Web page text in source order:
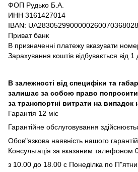
ФОП Рудько Б.А.
ИНН 3161427014
IBAN:
Приват банк
В призначенні платежу вказувати
Зарахування коштів відбувається від
В залежності від специфіки та
залишає за собою право
за транспортні витрати на випадок
Гарантія 12 міс
Гарантійне обслуговування
Обов"язкова наявність нашого
Консультація за вказаним талефоном
з 10.00 до 18.00 с Понеділка по